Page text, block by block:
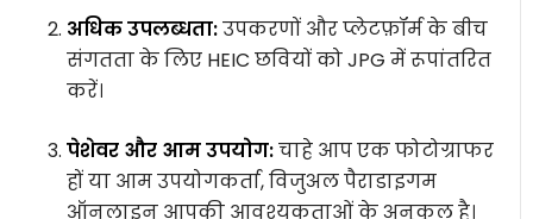
अधिक उपलब्धता:उपकरणों और प्लेटफ़ॉर्म के बीच
संगतता के लिए HEIC छवियों को JPG में रूपांतरित
करें।
पेशेवर और आम उपयोग:चाहे आप एक फोटोग्राफर
हों या आम उपयोगकर्ता, विजुअल पैराडाइगम
ऑनलाइन आपकी आवश्यकताओं के अनुकूल है।